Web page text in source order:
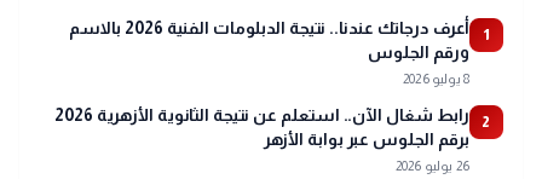
1
أعرف درجاتك عندنا.. نتيجة الدبلومات الفنية 2026 بالاسم
ورقم الجلوس
8 يوليو 2026
2
رابط شغال الآن.. استعلم عن نتيجة الثانوية الأزهرية 2026
برقم الجلوس عبر بوابة الأزهر
26 يوليو 2026